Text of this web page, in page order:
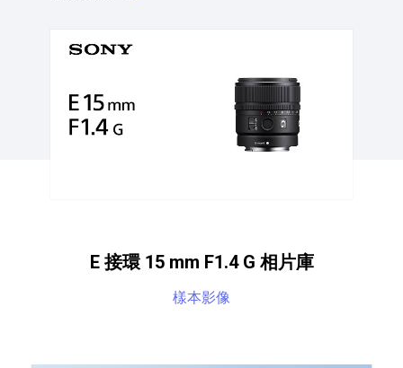
E 接環 15 mm F1.4 G 相片庫
樣本影像